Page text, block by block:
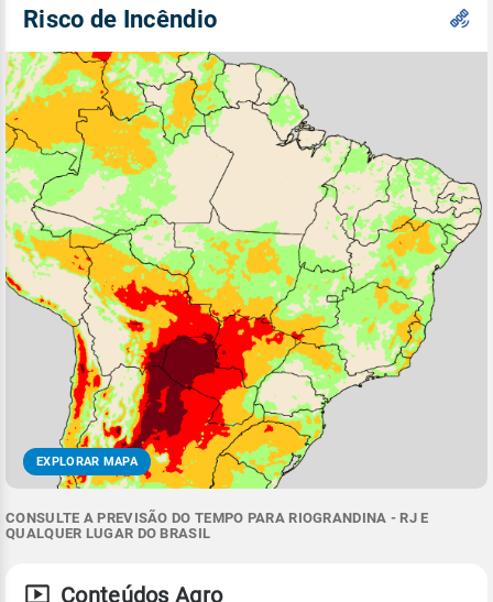
Risco de Incêndio
EXPLORAR MAPA
CONSULTE A PREVISÃO DO TEMPO PARA RIOGRANDINA - RJ E
QUALQUER LUGAR DO BRASIL
Conteúdos Agro